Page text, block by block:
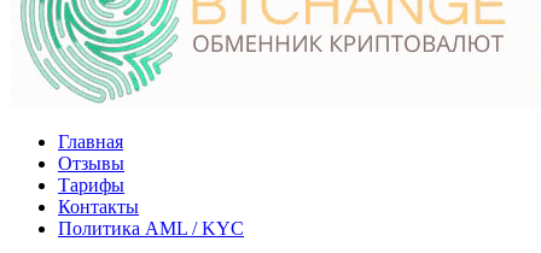
Главная
Отзывы
Тарифы
Контакты
Политика AML / KYC